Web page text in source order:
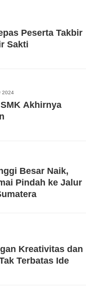
Peserta Takbir
Sakti
2024
Akhirnya
Besar Naik,
Pindah ke Jalur
Kreativitas dan
Terbatas Ide